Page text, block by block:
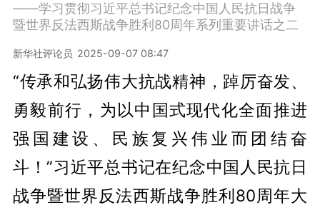
——学习贯彻习近平总书记纪念中国人民抗日战争
暨世界反法西斯战争胜利80周年系列重要讲话之二
新华社评论员 2025-09-07 08:47
“传承和弘扬伟大抗战精神，踔厉奋发、
勇毅前行，为以中国式现代化全面推进
强国建设、民族复兴伟业而团结奋
斗！”习近平总书记在纪念中国人民抗日
战争暨世界反法西斯战争胜利80周年大